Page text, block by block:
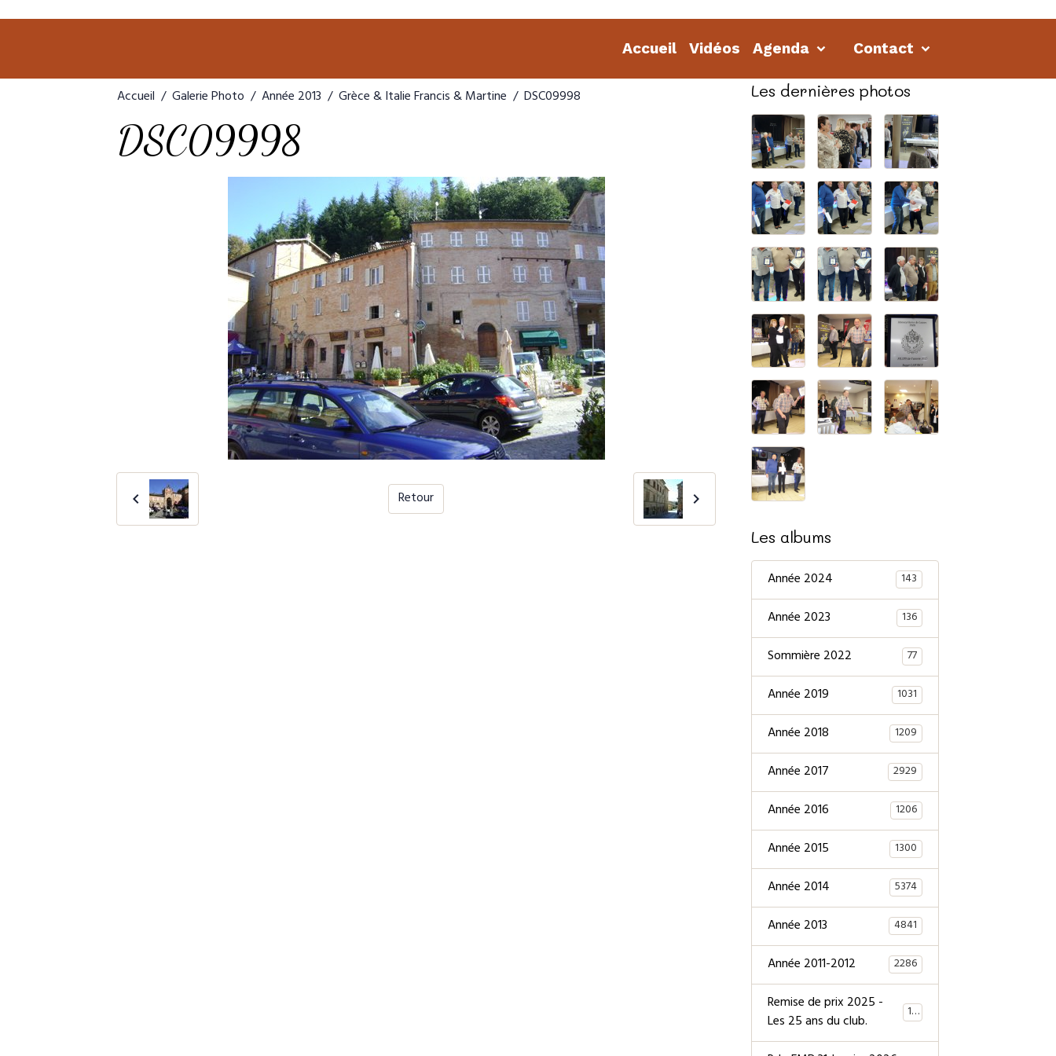
Accueil Vidéos Agenda Contact
Accueil Galerie Photo Année 2013 Grèce & Italie Francis & Martine DSC09998
DSC09998
Retour
Les dernières photos
Les albums
Année 2024 143
Année 2023 136
Sommière 2022 77
Année 2019 1031
Année 2018 1209
Année 2017 2929
Année 2016 1206
Année 2015 1300
Année 2014 5374
Année 2013 4841
Année 2011-2012 2286
Remise de prix 2025 -
Les 25 ans du club.
147